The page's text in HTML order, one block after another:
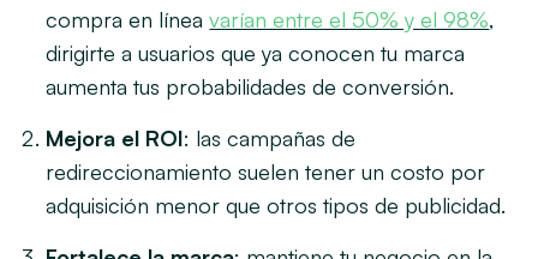
compra en líneavarían entre el 50% y el 98%,
dirigirte a usuarios que ya conocen tu marca
aumenta tus probabilidades de conversión.
Mejora el ROI: las campañas de
redireccionamiento suelen tener un costo por
adquisición menor que otros tipos de publicidad.